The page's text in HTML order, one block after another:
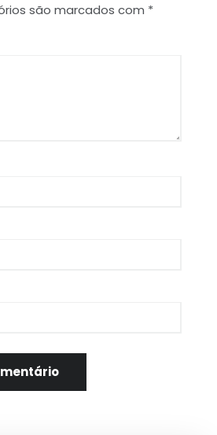
são marcados com *